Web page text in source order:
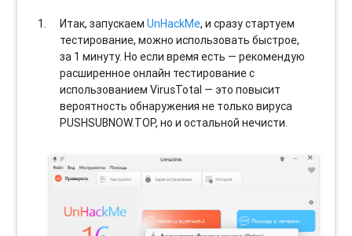
Итак, запускаемUnHackMe, и сразу стартуем
тестирование, можно использовать быстрое,
за 1 минуту. Но если время есть — рекомендую
расширенное онлайн тестирование с
использованием VirusTotal — это повысит
вероятность обнаружения не только вируса
PUSHSUBNOW.TOP, но и остальной нечисти.